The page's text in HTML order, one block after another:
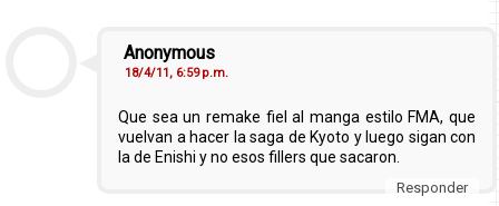
Anonymous
18/4/11, 6:59 p.m.
Que sea un remake fiel al manga estilo FMA, que
vuelvan a hacer la saga de Kyoto y luego sigan con
la de Enishi y no esos fillers que sacaron.
Responder